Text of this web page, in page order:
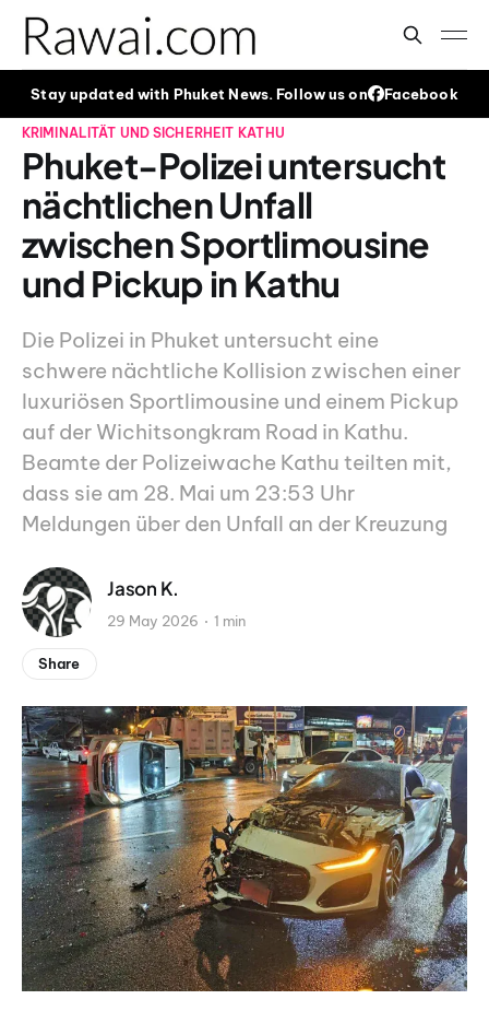
Stay updated with Phuket News. Follow us on Facebook
KRIMINALITÄT UND SICHERHEIT KATHU
Phuket-Polizei untersucht
nächtlichen Unfall
zwischen Sportlimousine
und Pickup in Kathu
Die Polizei in Phuket untersucht eine
schwere nächtliche Kollision zwischen einer
luxuriösen Sportlimousine und einem Pickup
auf der Wichitsongkram Road in Kathu.
Beamte der Polizeiwache Kathu teilten mit,
dass sie am 28. Mai um 23:53 Uhr
Meldungen über den Unfall an der Kreuzung
Jason K.
29 May 2026 1 min
Share